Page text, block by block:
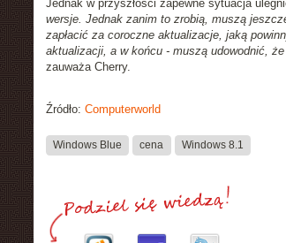
Jednak w przyszłości zapewne sytuacja
wersje. Jednak zanim to zrobią, muszą
zapłacić za coroczne aktualizacje, jaką
aktualizacji, a w końcu - muszą udowodnić,
zauważa Cherry.
Źródło: Computerworld
Windows Blue cena Windows 8.1